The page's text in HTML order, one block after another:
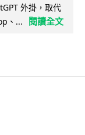
外掛，取代
、...
閱讀全文